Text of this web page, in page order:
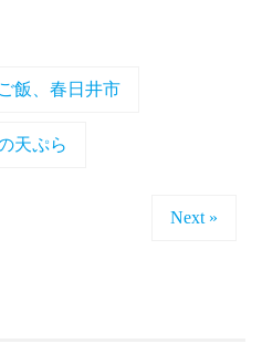
飯、春日井市
天ぷら
Next »